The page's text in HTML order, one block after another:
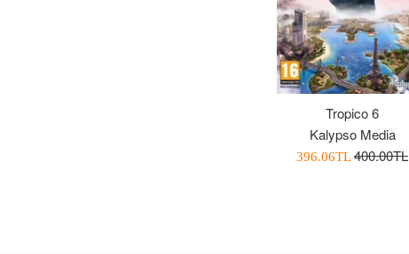
Tropico 6
Kalypso Media
İndirimli
396.06TLNormal
400.00TL